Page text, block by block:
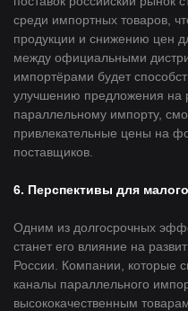
среди импортных товаров,
продукции и снижению цен
между официальными
импортёрами будет
улучшению предложения на
параллельному импорту,
привлекательные цены на
поставщиков.
6. Перспективы для
Одним из долгосрочных
станет его влияние на
России. Компании, которые
каналы параллельного
высококачественным